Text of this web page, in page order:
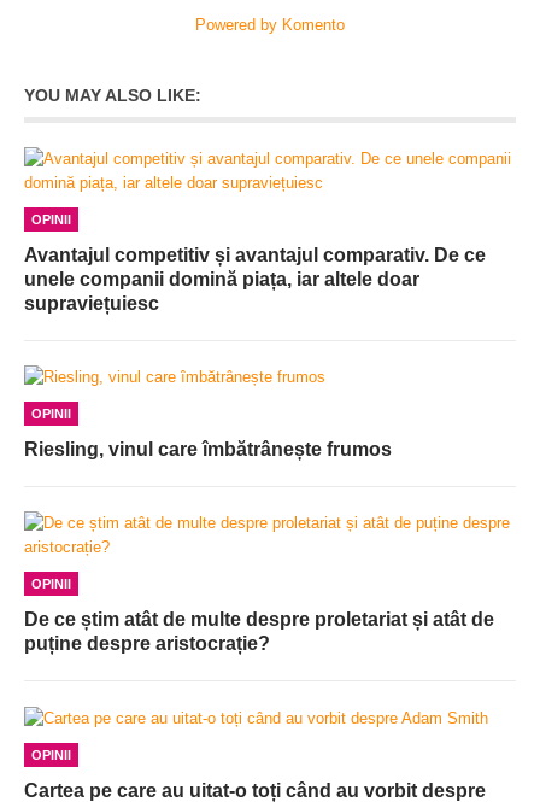
Powered by Komento
YOU MAY ALSO LIKE:
OPINII
Avantajul competitiv și avantajul comparativ. De ce
unele companii domină piața, iar altele doar
supraviețuiesc
OPINII
Riesling, vinul care îmbătrânește frumos
OPINII
De ce știm atât de multe despre proletariat și atât de
puține despre aristocrație?
OPINII
Cartea pe care au uitat-o toți când au vorbit despre